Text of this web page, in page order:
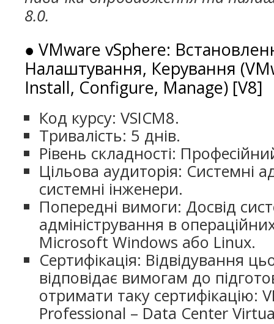
8.0.
● VMware vSphere:
Налаштування, Керування
Install, Configure, Manage) [V8]
Код курсу: VSICM8.
Тривалість: 5 днів.
Рівень складності:
Цільова аудиторія: Системні
системні інженери.
Попередні вимоги: Досвід
адміністрування в
Microsoft Windows або Linux.
Сертифікація: Відвідування
відповідає вимогам до
отримати таку сертифікацію:
Professional – Data Center